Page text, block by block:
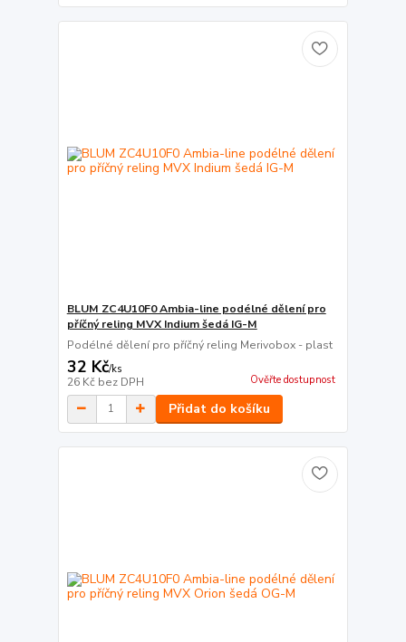
BLUM ZC4U10F0 Ambia-line podélné dělení pro
příčný reling MVX Indium šedá IG-M
Podélné dělení pro příčný reling Merivobox - plast
32 Kč/ks
26 Kč bez DPH Ověřte dostupnost
Přidat do košíku